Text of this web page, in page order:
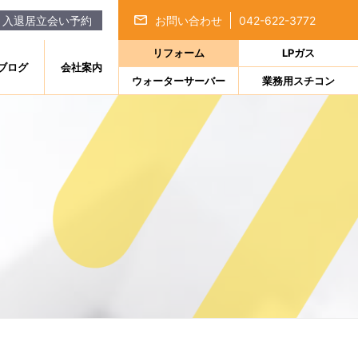
退居立会い予約 お問い合わせ 042-622-3772
ログ 会社案内
リフォーム
ウォーターサーバー
LPガス
業務用スチコン